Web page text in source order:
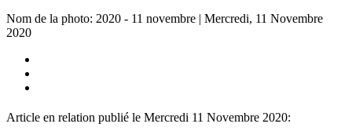
Nom de la photo: 2020 - 11 novembre | Mercredi, 11 Novembre
2020
Article en relation publié le Mercredi 11 Novembre 2020: